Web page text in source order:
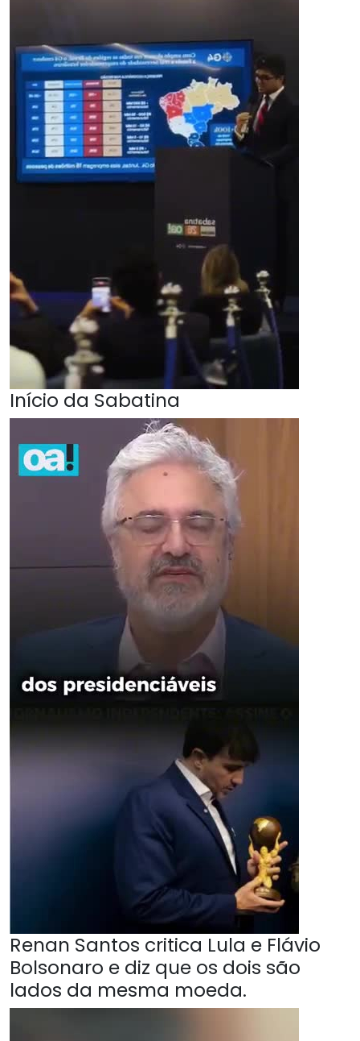
Início da Sabatina
Renan Santos critica Lula e Flávio
Bolsonaro e diz que os dois são
lados da mesma moeda.